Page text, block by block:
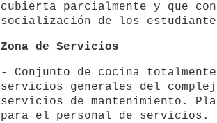
cubierta parcialmente y que
socialización de los
Zona de Servicios
- Conjunto de cocina
servicios generales del
servicios de mantenimiento.
para el personal de servicios.